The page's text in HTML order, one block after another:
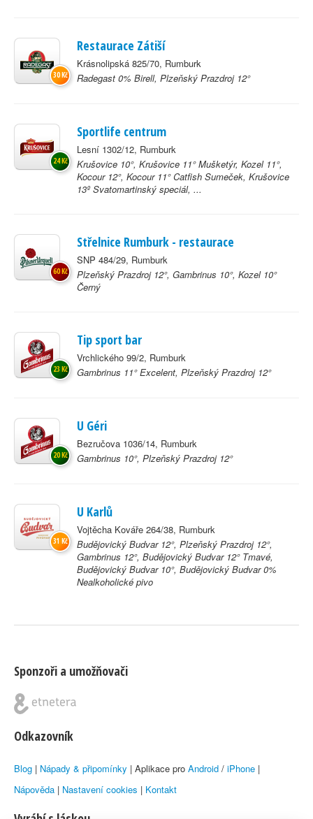
Restaurace Zátiší
Krásnolipská 825/70, Rumburk
Radegast 0% Birell, Plzeňský Prazdroj 12°
30 Kč
Sportlife centrum
Lesní 1302/12, Rumburk
Krušovice 10°, Krušovice 11° Mušketýr, Kozel 11°,
Kocour 12°, Kocour 11° Catfish Sumeček, Krušovice
13º Svatomartinský speciál, ...
24 Kč
Střelnice Rumburk - restaurace
SNP 484/29, Rumburk
Plzeňský Prazdroj 12°, Gambrinus 10°, Kozel 10°
Černý
60 Kč
Tip sport bar
Vrchlického 99/2, Rumburk
Gambrinus 11° Excelent, Plzeňský Prazdroj 12°
23 Kč
U Géri
Bezručova 1036/14, Rumburk
Gambrinus 10°, Plzeňský Prazdroj 12°
20 Kč
U Karlů
Vojtěcha Kováře 264/38, Rumburk
Budějovický Budvar 12°, Plzeňský Prazdroj 12°,
Gambrinus 12°, Budějovický Budvar 12° Tmavé,
Budějovický Budvar 10°, Budějovický Budvar 0%
Nealkoholické pivo
31 Kč
Sponzoři a umožňovači
Odkazovník
Blog | Nápady & připomínky | Aplikace pro Android / iPhone |
Nápověda | Nastavení cookies | Kontakt